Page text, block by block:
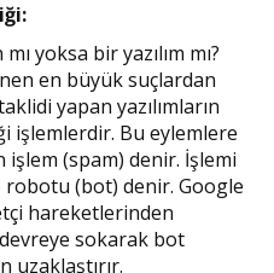
yoksa bir yazılım mı?
en büyük suçlardan
yapan yazılımların
işlemlerdir. Bu eylemlere
işlem (spam) denir. İşlemi
robotu (bot) denir. Google
hareketlerinden
sokarak bot
uzaklaştırır.